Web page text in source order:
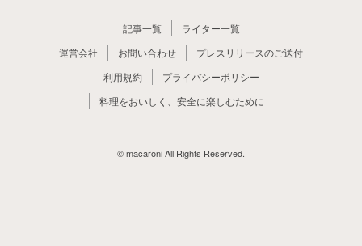
記事一覧
ライター一覧
運営会社
お問い合わせ
プレスリリースのご送付
利用規約
プライバシーポリシー
料理をおいしく、安全に楽しむために
© macaroni All Rights Reserved.